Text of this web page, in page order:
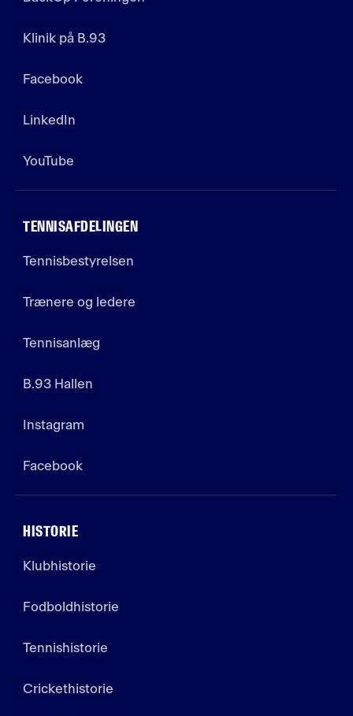
Klinik på B.93
Facebook
LinkedIn
YouTube
TENNISAFDELINGEN
Tennisbestyrelsen
Trænere og ledere
Tennisanlæg
B.93 Hallen
Instagram
Facebook
HISTORIE
Klubhistorie
Fodboldhistorie
Tennishistorie
Crickethistorie